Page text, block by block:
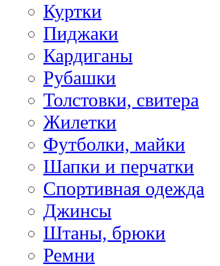
Куртки
Пиджаки
Кардиганы
Рубашки
Толстовки, свитера
Жилетки
Футболки, майки
Шапки и перчатки
Спортивная одежда
Джинсы
Штаны, брюки
Ремни